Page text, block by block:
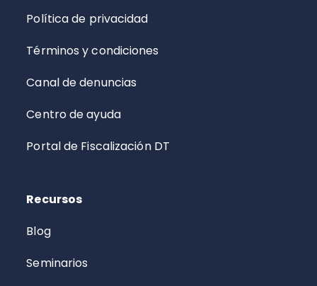
Política de privacidad
Términos y condiciones
Canal de denuncias
Centro de ayuda
Portal de Fiscalización DT
Recursos
Blog
Seminarios